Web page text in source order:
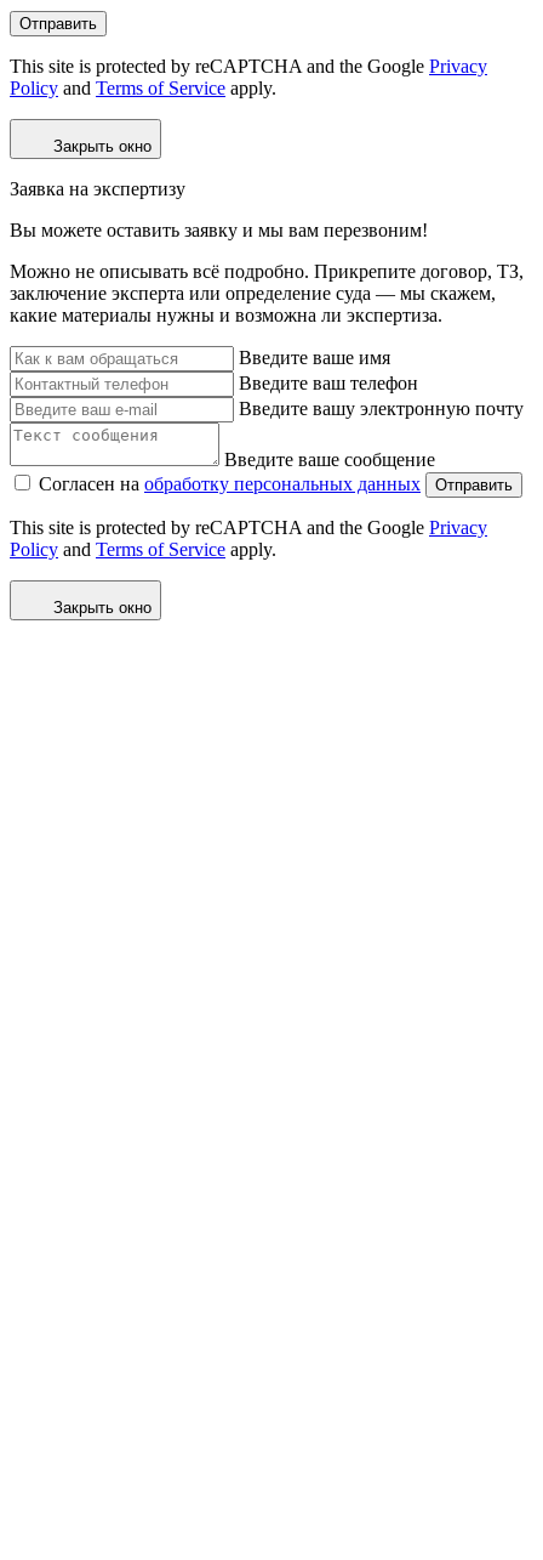
Отправить
This site is protected by reCAPTCHA and the Google Privacy
Policy and Terms of Service apply.
Закрыть окно
Заявка на экспертизу
Вы можете оставить заявку и мы вам перезвоним!
Можно не описывать всё подробно. Прикрепите договор, ТЗ,
заключение эксперта или определение суда — мы скажем,
какие материалы нужны и возможна ли экспертиза.
Введите ваше имя
Введите ваш телефон
Введите вашу электронную почту
Введите ваше сообщение
Согласен на обработку персональных данных Отправить
This site is protected by reCAPTCHA and the Google Privacy
Policy and Terms of Service apply.
Закрыть окно